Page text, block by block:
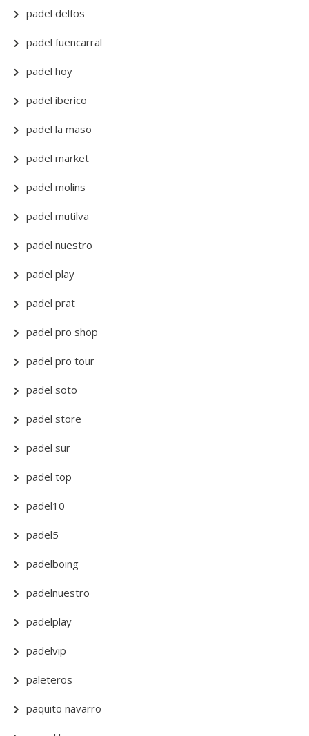
padel delfos
padel fuencarral
padel hoy
padel iberico
padel la maso
padel market
padel molins
padel mutilva
padel nuestro
padel play
padel prat
padel pro shop
padel pro tour
padel soto
padel store
padel sur
padel top
padel10
padel5
padelboing
padelnuestro
padelplay
padelvip
paleteros
paquito navarro